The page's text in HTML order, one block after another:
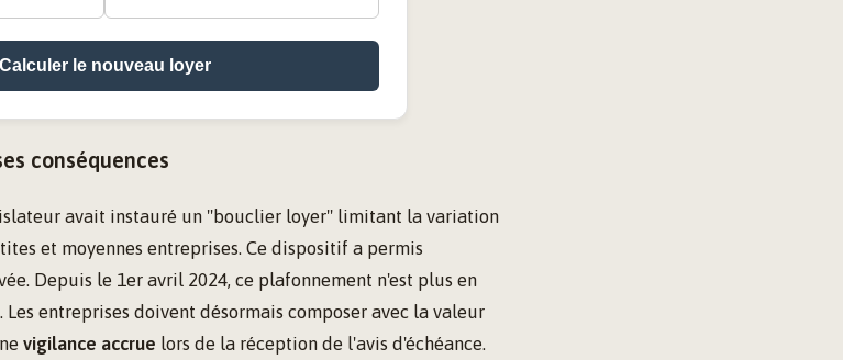
Calculer le nouveau loyer
conséquences
avait instauré un "bouclier loyer" limitant la variation
et moyennes entreprises. Ce dispositif a permis
Depuis le 1er avril 2024, ce plafonnement n'est plus en
entreprises doivent désormais composer avec la valeur
vigilance accrue lors de la réception de l'avis d'échéance.